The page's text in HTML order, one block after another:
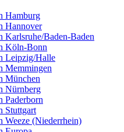
Hamburg
Hannover
Karlsruhe/Baden-Baden
Köln-Bonn
Leipzig/Halle
Memmingen
München
Nürnberg
Paderborn
Stuttgart
Weeze (Niederrhein)